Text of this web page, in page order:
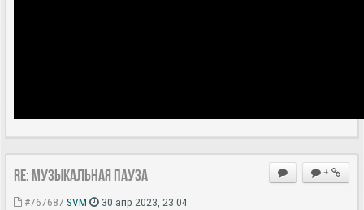
+
Re: Музыкальная пауза
#767687 SVM 30 апр 2023, 23:04